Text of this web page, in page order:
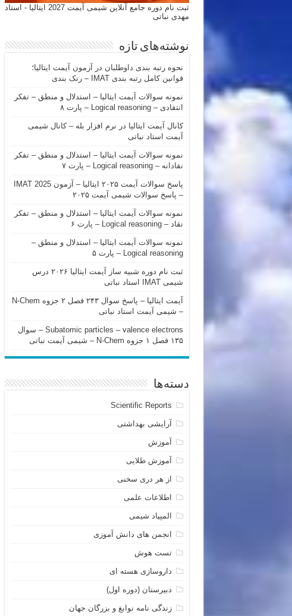
ثبت نام دوره جامع آنلاین شیمی آیمت 2027 ایتالیا - استاد
مهدی نباتی
نوشته‌های تازه
نحوه رتبه بندی داوطلبان در آزمون آیمت ایتالیا؛
قوانین کامل رتبه بندی IMAT – رنک بندی
نمونه سوالات آیمت ایتالیا – استدلال و منطق – تفکر
انتقادی – Logical reasoning – پارت ۸
کانال آیمت ایتالیا در نرم افزار بله – کانال شیمی
آیمت استاد نباتی
نمونه سوالات آیمت ایتالیا – استدلال و منطق – تفکر
نقادانه – Logical reasoning – پارت ۷
پاسخ سوالات آیمت ۲۰۲۵ ایتالیا – آزمون IMAT 2025
– پاسخ سوالات شیمی آیمت ۲۰۲۵
نمونه سوالات آیمت ایتالیا – استدلال و منطق – تفکر
نقاد – Logical reasoning – پارت ۶
نمونه سوالات آیمت ایتالیا – استدلال و منطق –
Logical reasoning – پارت ۵
ثبت نام دوره شبیه ساز آیمت ایتالیا ۲۰۲۶ درس
شیمی IMAT استاد نباتی
آیمت ایتالیا – پاسخ سوال ۲۴۳ فصل ۲ جزوه N-Chem
– شیمی آیمت استاد نباتی
Subatomic particles – valence electrons – سوال
۱۳۵ فصل ۱ جزوه N-Chem – شیمی آیمت نباتی
دسته‌ها
Scientific Reports
آرایشی بهداشتی
آموزش
آموزش طلایی
از هر دری سخنی
اطلاعات علمی
المپیاد شیمی
انجمن های دانش آموزی
تست هوش
داروسازی هسته ای
دبیرستان (دوره اول)
زندگی نامه نوابغ و بزرگان جهان